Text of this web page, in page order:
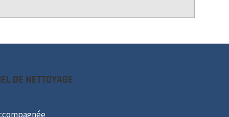
DE NETTOYAGE